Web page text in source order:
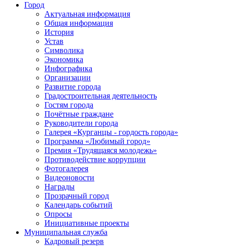
Город
Актуальная информация
Общая информация
История
Устав
Символика
Экономика
Инфографика
Организации
Развитие города
Градостроительная деятельность
Гостям города
Почётные граждане
Руководители города
Галерея «Курганцы - гордость города»
Программа «Любимый город»
Премия «Трудящаяся молодежь»
Противодействие коррупции
Фотогалерея
Видеоновости
Награды
Прозрачный город
Календарь событий
Опросы
Инициативные проекты
Муниципальная служба
Кадровый резерв